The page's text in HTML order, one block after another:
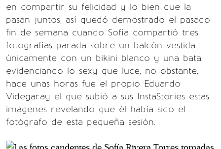
en compartir su felicidad y lo bien que la
pasan juntos, así quedó demostrado el pasado
fin de semana cuando Sofía compartió tres
fotografías parada sobre un balcón vestida
únicamente con un bikini blanco y una bata,
evidenciando lo sexy que luce, no obstante,
hace unas horas fue el propio Eduardo
Videgaray el que subió a sus InstaStories estas
imágenes revelando que él había sido el
fotógrafo de esta pequeña sesión.